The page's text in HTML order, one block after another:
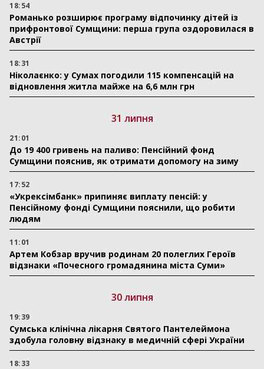
18:54
Романько розширює програму відпочинку дітей із
прифронтової Сумщини: перша група оздоровилася в
Австрії
18:31
Ніколаєнко: у Сумах погодили 115 компенсацій на
відновлення житла майже на 6,6 млн грн
31 липня
21:01
До 19 400 гривень на паливо: Пенсійний фонд
Сумщини пояснив, як отримати допомогу на зиму
17:52
«Укрексімбанк» припиняє виплату пенсій: у
Пенсійному фонді Сумщини пояснили, що робити
людям
11:01
Артем Кобзар вручив родинам 20 полеглих Героїв
відзнаки «Почесного громадянина міста Суми»
30 липня
19:39
Сумська клінічна лікарня Святого Пантелеймона
здобула головну відзнаку в медичній сфері України
18:33